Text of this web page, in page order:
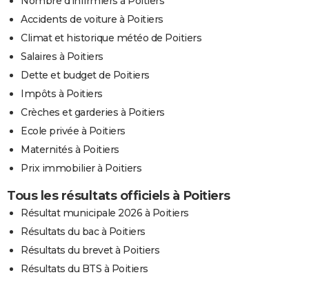
Accidents de voiture à Poitiers
Climat et historique météo de Poitiers
Salaires à Poitiers
Dette et budget de Poitiers
Impôts à Poitiers
Crèches et garderies à Poitiers
Ecole privée à Poitiers
Maternités à Poitiers
Prix immobilier à Poitiers
Tous les résultats officiels à Poitiers
Résultat municipale 2026 à Poitiers
Résultats du bac à Poitiers
Résultats du brevet à Poitiers
Résultats du BTS à Poitiers